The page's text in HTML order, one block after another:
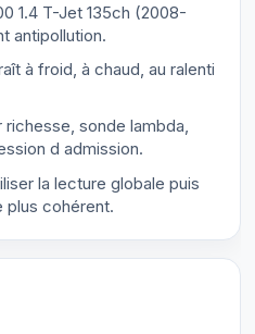
1.4 T-Jet 135ch (2008-
antipollution.
à froid, à chaud, au ralenti
sonde lambda,
d admission.
la lecture globale puis
plus cohérent.